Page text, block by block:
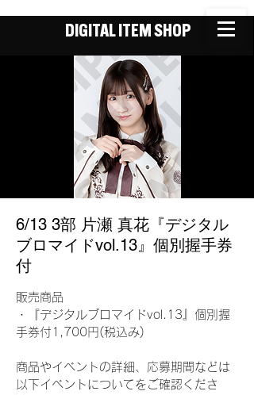
DIGITAL ITEM SHOP
6/13 3部 片瀬 真花『デジタル
ブロマイドvol.13』個別握手券
付
販売商品
・『デジタルブロマイドvol.13』個別握
手券付1,700円(税込み)
商品やイベントの詳細、応募期間などは
以下イベントについてをご確認くださ